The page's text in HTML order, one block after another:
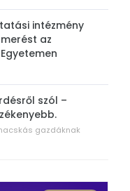
intézmény
az
szól –
gazdáknak